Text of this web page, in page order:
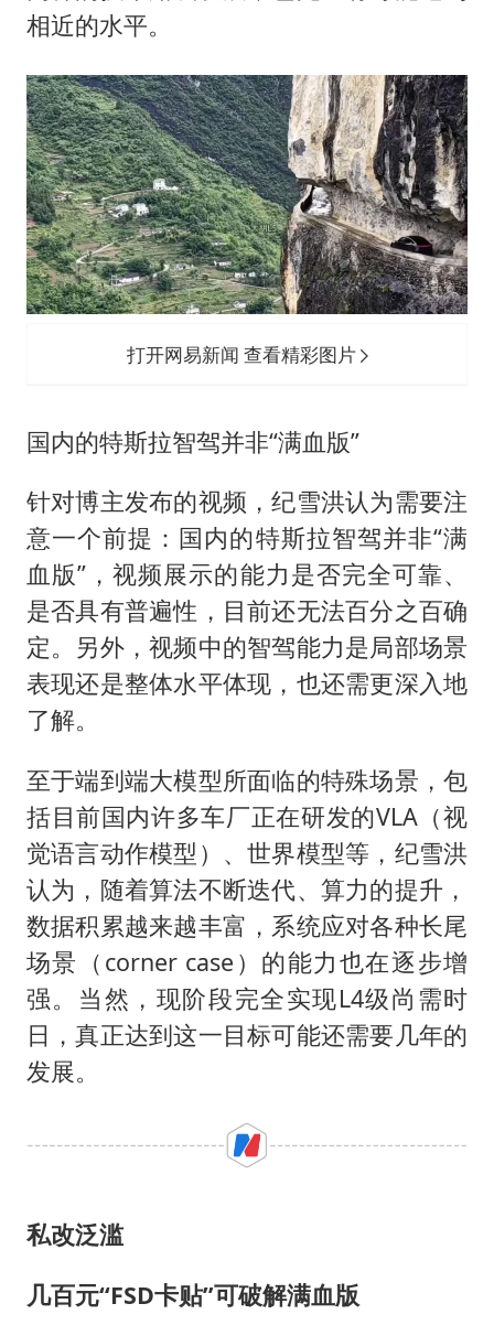
相近的水平。
打开网易新闻 查看精彩图片
国内的特斯拉智驾并非“满血版”
针对博主发布的视频，纪雪洪认为需要注
意一个前提：国内的特斯拉智驾并非“满
血版”，视频展示的能力是否完全可靠、
是否具有普遍性，目前还无法百分之百确
定。另外，视频中的智驾能力是局部场景
表现还是整体水平体现，也还需更深入地
了解。
至于端到端大模型所面临的特殊场景，包
括目前国内许多车厂正在研发的VLA（视
觉语言动作模型）、世界模型等，纪雪洪
认为，随着算法不断迭代、算力的提升，
数据积累越来越丰富，系统应对各种长尾
场景（corner case）的能力也在逐步增
强。当然，现阶段完全实现L4级尚需时
日，真正达到这一目标可能还需要几年的
发展。
私改泛滥
几百元“FSD卡贴”可破解满血版